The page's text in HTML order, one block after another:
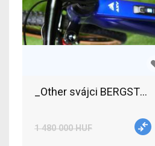
_Other svájci
1 480 000 HUF